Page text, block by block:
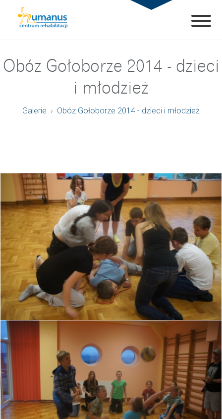
Obóz Gołoborze 2014 - dzieci
i młodzież
Galerie Obóz Gołoborze 2014 - dzieci i młodzież